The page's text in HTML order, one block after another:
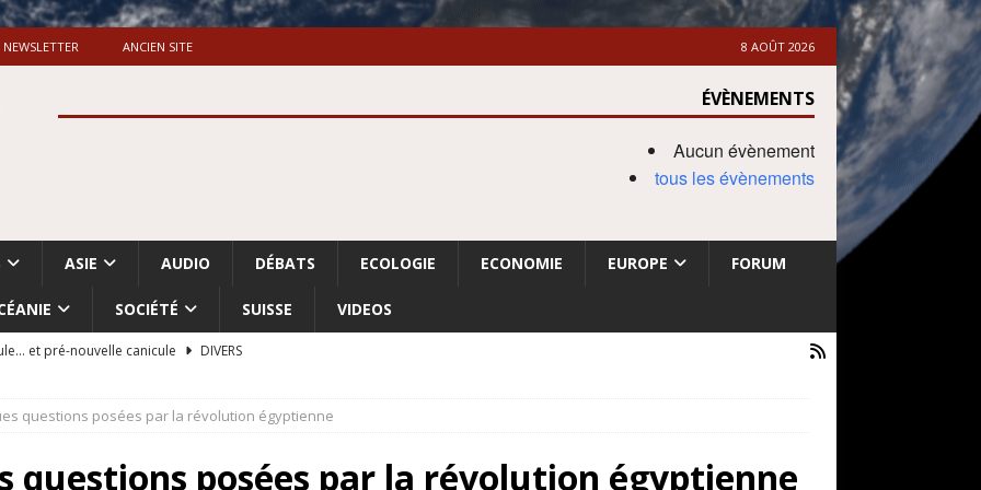
NEWSLETTER ANCIEN SITE 8 AOÛT 2026
ÉVÈNEMENTS
Aucun évènement
tous les évènements
ASIE AUDIO DÉBATS ECOLOGIE ECONOMIE EUROPE FORUM
SOCIÉTÉ SUISSE VIDEOS
et pré-nouvelle canicule
DIVERS
du nettoyage ethnique en Cisjordanie et à Gaza
questions posées par la révolution égyptienne
questions posées par la révolution égyptienne